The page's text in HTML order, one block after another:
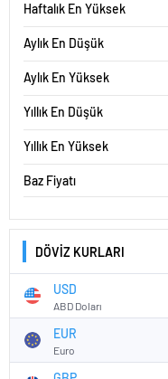
Haftalık En Yüksek
Aylık En Düşük
Aylık En Yüksek
Yıllık En Düşük
Yıllık En Yüksek
Baz Fiyatı
DÖVİZ KURLARI
USD
ABD Doları
EUR
Euro